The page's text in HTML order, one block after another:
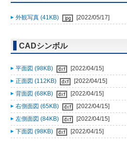
外観写真 (41KB) [2022/05/17]
CADシンボル
平面図 (98KB)
[2022/04/15]
正面図 (112KB)
[2022/04/15]
背面図 (68KB)
[2022/04/15]
右側面図 (65KB)
[2022/04/15]
左側面図 (84KB)
[2022/04/15]
下面図 (98KB)
[2022/04/15]